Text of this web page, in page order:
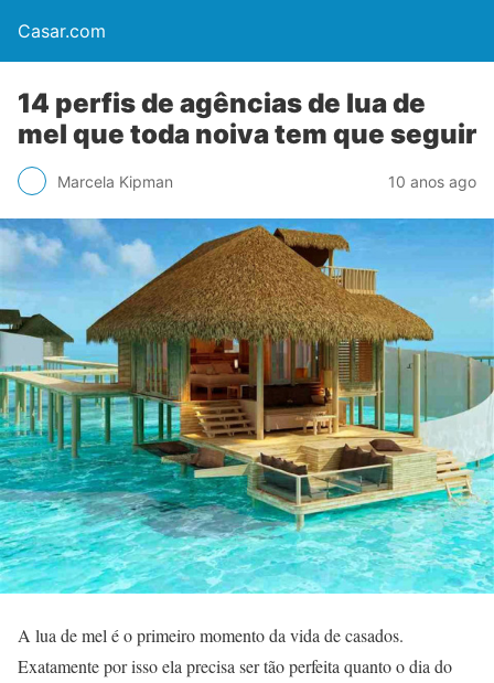
Casar.com
14 perfis de agências de lua de
mel que toda noiva tem que seguir
Marcela Kipman 10 anos ago
A lua de mel é o primeiro momento da vida de casados.
Exatamente por isso ela precisa ser tão perfeita quanto o dia do